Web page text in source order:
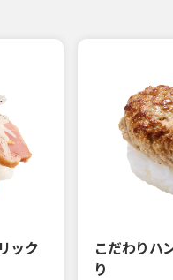
ック
こだわりハ
り